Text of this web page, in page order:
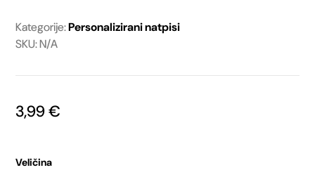
Kategorije:Personalizirani natpisi
SKU: N/A
3,99€
Veličina